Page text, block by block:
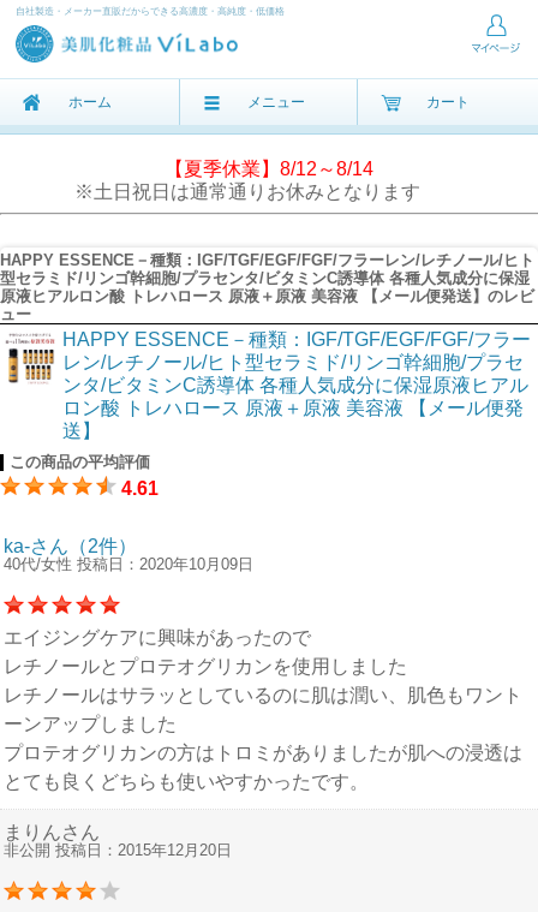
自社製造・メーカー直販だからできる高濃度・高純度・低価格
ホーム メニュー カート
【夏季休業】8/12～8/14
※土日祝日は通常通りお休みとなります
HAPPY ESSENCE－種類：IGF/TGF/EGF/FGF/フラーレン/レチノール/ヒト
型セラミド/リンゴ幹細胞/プラセンタ/ビタミンC誘導体 各種人気成分に保湿
原液ヒアルロン酸 トレハロース 原液＋原液 美容液 【メール便発送】のレビ
ュー
HAPPY ESSENCE－種類：IGF/TGF/EGF/FGF/フラー
レン/レチノール/ヒト型セラミド/リンゴ幹細胞/プラセ
ンタ/ビタミンC誘導体 各種人気成分に保湿原液ヒアル
ロン酸 トレハロース 原液＋原液 美容液 【メール便発
送】
この商品の平均評価
4.61
ka-さん（2件）
40代/女性 投稿日：2020年10月09日
エイジングケアに興味があったので
レチノールとプロテオグリカンを使用しました
レチノールはサラッとしているのに肌は潤い、肌色もワント
ーンアップしました
プロテオグリカンの方はトロミがありましたが肌への浸透は
とても良くどちらも使いやすかったです。
まりんさん
非公開 投稿日：2015年12月20日